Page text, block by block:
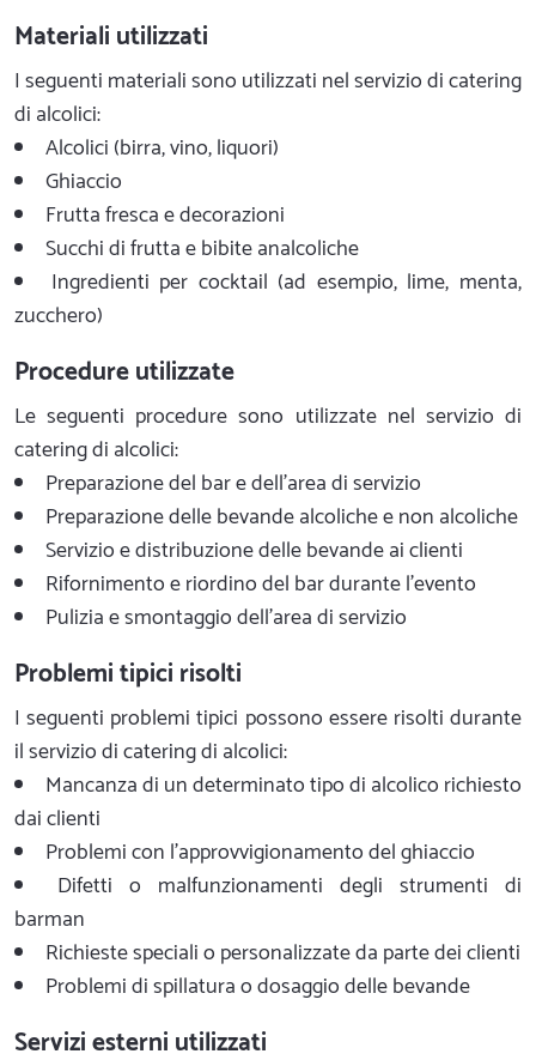
Materiali utilizzati
I seguenti materiali sono utilizzati nel servizio di catering
di alcolici:
Alcolici (birra, vino, liquori)
Ghiaccio
Frutta fresca e decorazioni
Succhi di frutta e bibite analcoliche
Ingredienti per cocktail (ad esempio, lime, menta,
zucchero)
Procedure utilizzate
Le seguenti procedure sono utilizzate nel servizio di
catering di alcolici:
Preparazione del bar e dell'area di servizio
Preparazione delle bevande alcoliche e non alcoliche
Servizio e distribuzione delle bevande ai clienti
Rifornimento e riordino del bar durante l'evento
Pulizia e smontaggio dell'area di servizio
Problemi tipici risolti
I seguenti problemi tipici possono essere risolti durante
il servizio di catering di alcolici:
Mancanza di un determinato tipo di alcolico richiesto
dai clienti
Problemi con l'approvvigionamento del ghiaccio
Difetti o malfunzionamenti degli strumenti di
barman
Richieste speciali o personalizzate da parte dei clienti
Problemi di spillatura o dosaggio delle bevande
Servizi esterni utilizzati